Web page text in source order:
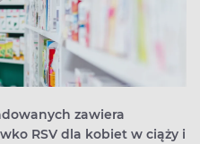
zawiera
RSV dla kobiet w ciąży i